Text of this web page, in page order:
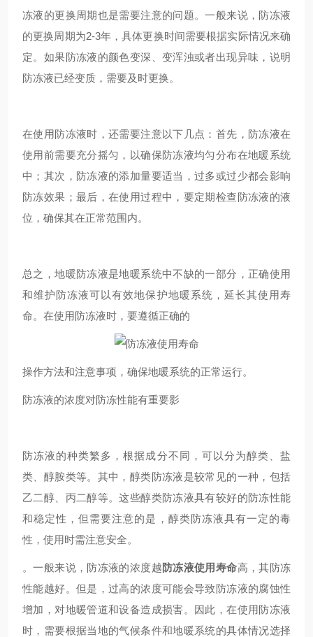
冻液的更换周期也是需要注意的问题。一般来说，防冻液
的更换周期为2-3年，具体更换时间需要根据实际情况来确
定。如果防冻液的颜色变深、变浑浊或者出现异味，说明
防冻液已经变质，需要及时更换。
在使用防冻液时，还需要注意以下几点：首先，防冻液在
使用前需要充分摇匀，以确保防冻液均匀分布在地暖系统
中；其次，防冻液的添加量要适当，过多或过少都会影响
防冻效果；最后，在使用过程中，要定期检查防冻液的液
位，确保其在正常范围内。
总之，地暖防冻液是地暖系统中不缺的一部分，正确使用
和维护防冻液可以有效地保护地暖系统，延长其使用寿
命。在使用防冻液时，要遵循正确的
操作方法和注意事项，确保地暖系统的正常运行。
防冻液的浓度对防冻性能有重要影
防冻液的种类繁多，根据成分不同，可以分为醇类、盐
类、醇胺类等。其中，醇类防冻液是较常见的一种，包括
乙二醇、丙二醇等。这些醇类防冻液具有较好的防冻性能
和稳定性，但需要注意的是，醇类防冻液具有一定的毒
性，使用时需注意安全。
。一般来说，防冻液的浓度越防冻液使用寿命高，其防冻
性能越好。但是，过高的浓度可能会导致防冻液的腐蚀性
增加，对地暖管道和设备造成损害。因此，在使用防冻液
时，需要根据当地的气候条件和地暖系统的具体情况选择